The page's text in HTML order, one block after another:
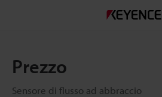
Prezzo
Sensore di flusso ad abbraccio